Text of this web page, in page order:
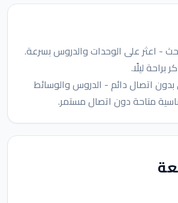
- اعثر على الوحدات والدروس بسرعة.
ليلًا.
اتصال دائم - الدروس والوسائط
متاحة دون اتصال مستمر.